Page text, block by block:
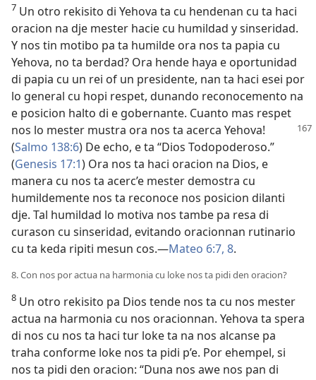
7 Un otro rekisito di Yehova ta cu hendenan cu ta haci
oracion na dje mester hacie cu humildad y sinseridad.
Y nos tin motibo pa ta humilde ora nos ta papia cu
Yehova, no ta berdad? Ora hende haya e oportunidad
di papia cu un rei of un presidente, nan ta haci esei por
lo general cu hopi respet, dunando reconocemento na
e posicion halto di e gobernante. Cuanto mas respet
nos lo mester mustra ora nos ta acerca Yehova!
(Salmo 138:6) De echo, e ta “Dios Todopoderoso.”
(Genesis 17:1) Ora nos ta haci oracion na Dios, e
manera cu nos ta acerc’e mester demostra cu
humildemente nos ta reconoce nos posicion dilanti
dje. Tal humildad lo motiva nos tambe pa resa di
curason cu sinseridad, evitando oracionnan rutinario
cu ta keda ripiti mesun cos.—Mateo 6:7, 8.
8. Con nos por actua na harmonia cu loke nos ta pidi den oracion?
8 Un otro rekisito pa Dios tende nos ta cu nos mester
actua na harmonia cu nos oracionnan. Yehova ta spera
di nos cu nos ta haci tur loke ta na nos alcanse pa
traha conforme loke nos ta pidi p’e. Por ehempel, si
nos ta pidi den oracion: “Duna nos awe nos pan di